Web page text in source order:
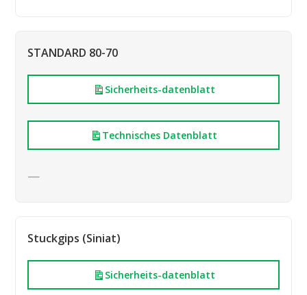
STANDARD 80-70
Sicherheits-datenblatt
Technisches Datenblatt
—
Stuckgips (Siniat)
Sicherheits-datenblatt